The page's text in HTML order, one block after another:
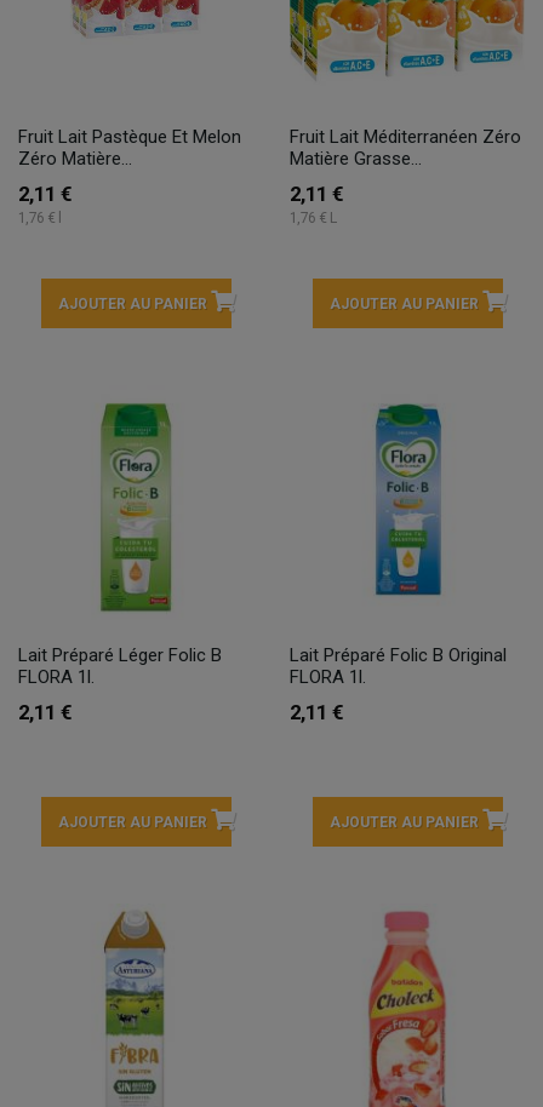
Fruit Lait Pastèque Et Melon
Zéro Matière...
2,11 €
1,76 € l
AJOUTER AU PANIER
Fruit Lait Méditerranéen Zéro
Matière Grasse...
2,11 €
1,76 € L
AJOUTER AU PANIER
Lait Préparé Léger Folic B
FLORA 1l.
2,11 €
AJOUTER AU PANIER
Lait Préparé Folic B Original
FLORA 1l.
2,11 €
AJOUTER AU PANIER